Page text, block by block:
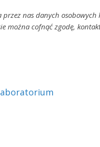
nas danych
można cofnąć zgodę,